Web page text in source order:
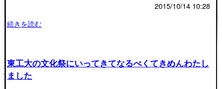
2015/10/14 10:28
続きを読む
東工大の文化祭にいってきてなるべくてきめんわたし
ました